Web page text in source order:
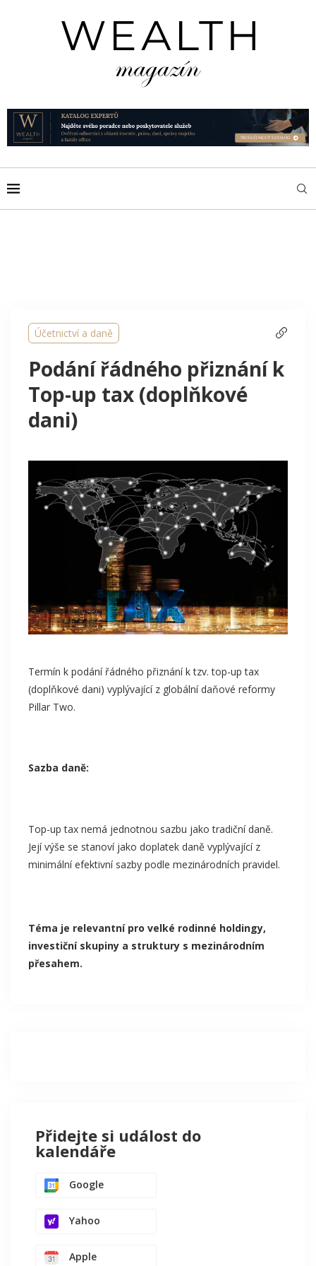
Účetnictví a daně
Podání řádného přiznání k
Top-up tax (doplňkové
dani)
Termín k podání řádného přiznání k tzv. top-up tax
(doplňkové dani) vyplývající z globální daňové reformy
Pillar Two.
Sazba daně:
Top-up tax nemá jednotnou sazbu jako tradiční daně.
Její výše se stanoví jako doplatek daně vyplývající z
minimální efektivní sazby podle mezinárodních pravidel.
Téma je relevantní pro velké rodinné holdingy,
investiční skupiny a struktury s mezinárodním
přesahem.
Přidejte si událost do
kalendáře
Google
Yahoo
Apple